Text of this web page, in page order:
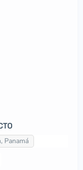
Panamá